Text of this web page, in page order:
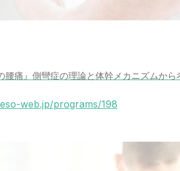
腰痛』側彎症の理論と体幹メカニズムから
web.jp/programs/198